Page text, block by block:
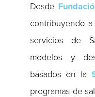
Desde
contribuyendo
servicios de
modelos y
basados en la
programas de